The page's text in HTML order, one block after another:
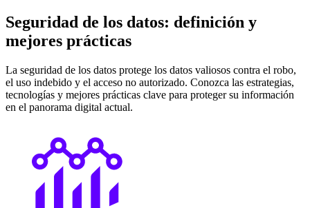
Seguridad de los datos: definición y
mejores prácticas
La seguridad de los datos protege los datos valiosos contra el robo,
el uso indebido y el acceso no autorizado. Conozca las estrategias,
tecnologías y mejores prácticas clave para proteger su información
en el panorama digital actual.